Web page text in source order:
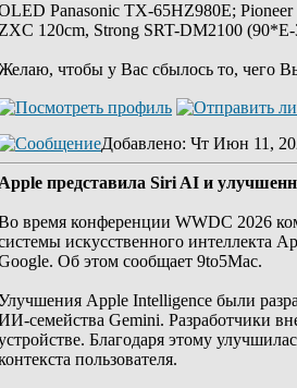
Panasonic TX-65HZ980E;
ZXC 120cm, Strong SRT-DM2100
чтобы у Вас сбылось то, чего
Добавлено: Чт Июн 11,
Apple представила Siri AI и
время конференции WWDC 2026
искусственного интеллекта
Об этом сообщает 9to5Mac.
Apple Intelligence были
семейства Gemini. Разработчики
Благодаря этому
пользователя.